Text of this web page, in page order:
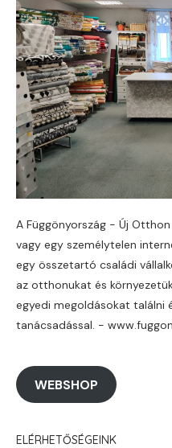
A Függönyország - Új
vagy egy személytelen
egy összetartó családi
az otthonukat és
egyedi megoldásokat találni
tanácsadással. -
WEBSHOP
ELÉRHETŐSÉGEINK